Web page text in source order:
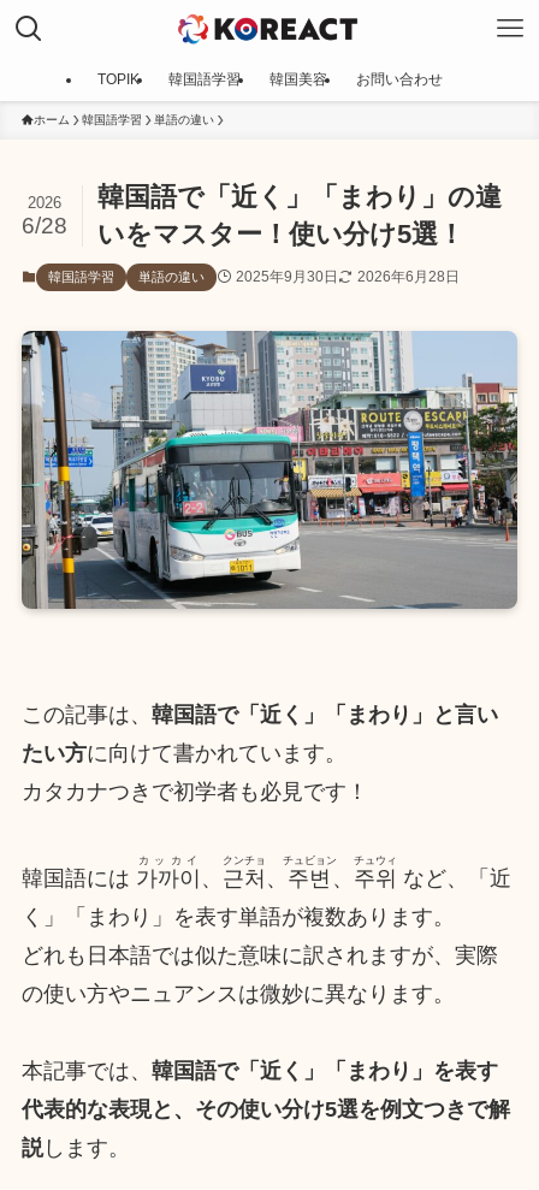
TOPIK 韓国語学習 韓国美容 お問い合わせ
ホーム 韓国語学習 単語の違い
韓国語で「近く」「まわり」の違
いをマスター！使い分け5選！
2026
6/28
韓国語学習 単語の違い 2025年9月30日 2026年6月28日
この記事は、 韓国語で「近く」「まわり」と言い
たい方に向けて書かれています。
カタカナつきで初学者も必見です！
韓国語には 가까이
カッカイ
、 근처
クンチョ
、 주변
チュビョン
、 주위
チュウィ
など、「近
く」「まわり」を表す単語が複数あります。
どれも日本語では似た意味に訳されますが、実際
の使い方やニュアンスは微妙に異なります。
本記事では、 韓国語で「近く」「まわり」を表す
代表的な表現と、その使い分け5選を例文つきで解
説します。